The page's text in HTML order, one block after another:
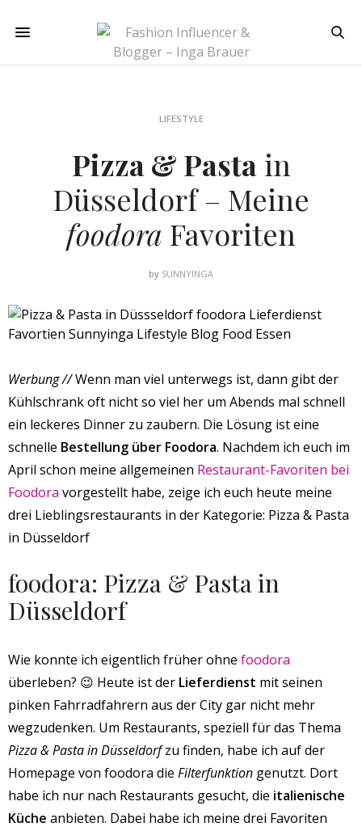
LIFESTYLE
Pizza & Pastain
Düsseldorf – Meine
foodora Favoriten
by SUNNYINGA
Werbung //Wenn man viel unterwegs ist, dann gibt der
Kühlschrank oft nicht so viel her um Abends mal schnell
ein leckeres Dinner zu zaubern. Die Lösung ist eine
schnelle Bestellung über Foodora. Nachdem ich euch im
April schon meine allgemeinen Restaurant-Favoriten bei
Foodora vorgestellt habe, zeige ich euch heute meine
drei Lieblingsrestaurants in der Kategorie: Pizza & Pasta
in Düsseldorf
foodora: Pizza & Pasta in
Düsseldorf
Wie konnte ich eigentlich früher ohne foodora
überleben? 😉 Heute ist der Lieferdienst mit seinen
pinken Fahrradfahrern aus der City gar nicht mehr
wegzudenken. Um Restaurants, speziell für das Thema
Pizza & Pasta in Düsseldorfzu finden, habe ich auf der
Homepage von foodora die Filterfunktion genutzt. Dort
habe ich nur nach Restaurants gesucht, die italienische
Küche anbieten. Dabei habe ich meine drei Favoriten